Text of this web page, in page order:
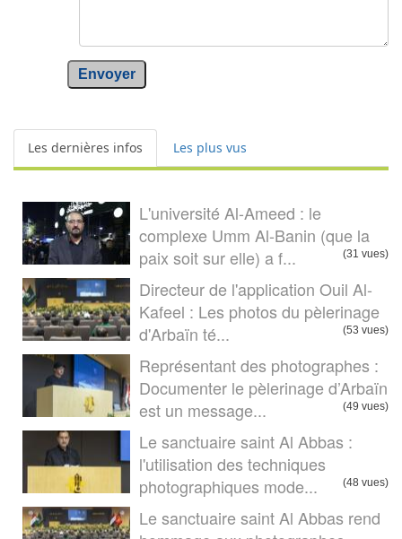
Envoyer
Les dernières infos Les plus vus
L'université Al-Ameed : le
complexe Umm Al-Banin (que la
paix soit sur elle) a f...
(31 vues)
Directeur de l'application Ouil Al-
Kafeel : Les photos du pèlerinage
d'Arbaïn té...
(53 vues)
Représentant des photographes :
Documenter le pèlerinage d’Arbaïn
est un message...
(49 vues)
Le sanctuaire saint Al Abbas :
l'utilisation des techniques
photographiques mode...
(48 vues)
Le sanctuaire saint Al Abbas rend